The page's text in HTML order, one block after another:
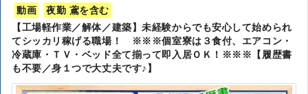
動画
夜勤 鳶を含む
【工場軽作業／解体／建築】未経験からでも安心して始められ
てシッカリ稼げる職場！ ※※※個室寮は３食付、エアコン・
冷蔵庫・ＴＶ・ベッド全て揃って即入居ＯＫ！※※※【履歴書
も不要／身１つで大丈夫です♪】